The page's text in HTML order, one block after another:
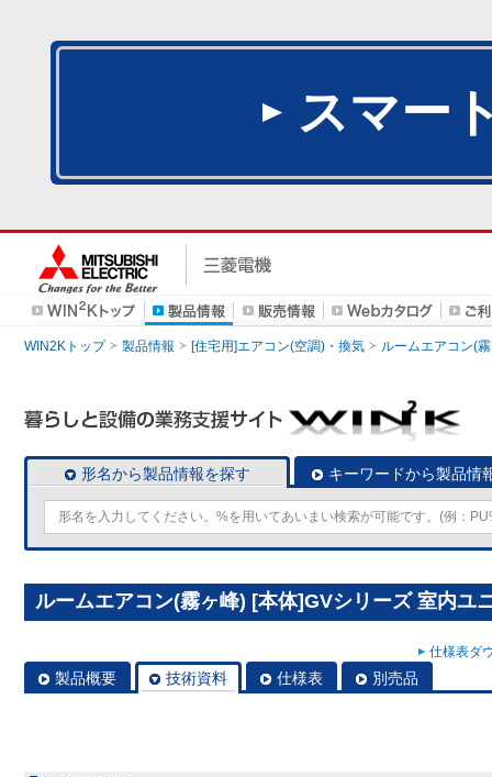
スマー
WIN2Kトップ 製品情報 [住宅用]エアコン(空調)・換気 ルームエアコン(
形名から製品情報を探す キーワードから製品情
ルームエアコン(霧ヶ峰) [本体]GVシリーズ 室内ユ
仕様表ダ
製品概要 技術資料 仕様表 別売品